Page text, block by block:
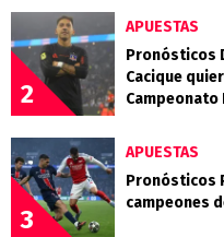
2
APUESTAS
Pronósticos
Cacique
Campeonato
3
APUESTAS
Pronósticos
campeones